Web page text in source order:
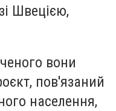
Швецією,
вони
пов'язаний
населення,